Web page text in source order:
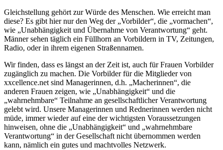
Gleichstellung gehört zur Würde des Menschen. Wie erreicht man
diese? Es gibt hier nur den Weg der „Vorbilder“, die „vormachen“,
wie „Unabhängigkeit und Übernahme von Verantwortung“ geht.
Männer sehen täglich ein Füllhorn an Vorbildern in TV, Zeitungen,
Radio, oder in ihrem eigenen Straßennamen.
Wir finden, dass es längst an der Zeit ist, auch für Frauen Vorbilder
zugänglich zu machen. Die Vorbilder für die Mitglieder von
xxcellence.net sind Managerinnen, d.h. „Macherinnen“, die
anderen Frauen zeigen, wie „Unabhängigkeit“ und die
„wahrnehmbare“ Teilnahme an gesellschaftlicher Verantwortung
gelebt wird. Unsere Managerinnen und Rednerinnen werden nicht
müde, immer wieder auf eine der wichtigsten Voraussetzungen
hinweisen, ohne die „Unabhängigkeit“ und „wahrnehmbare
Verantwortung“ in der Gesellschaft nicht übernommen werden
kann, nämlich ein gutes und machtvolles Netzwerk.